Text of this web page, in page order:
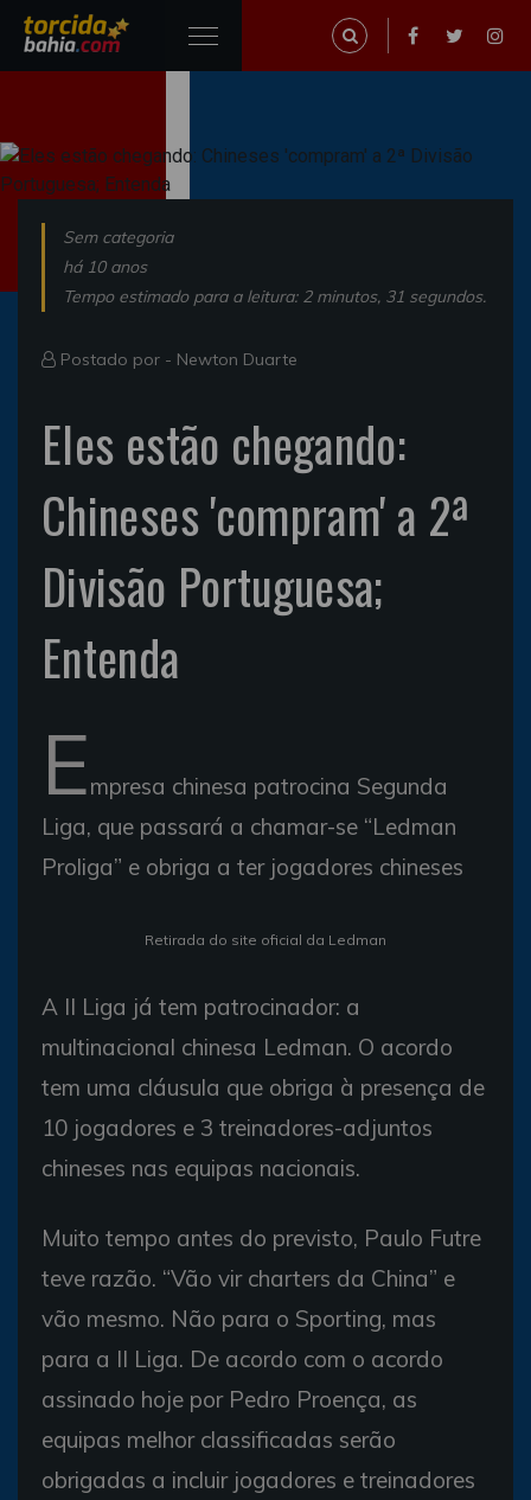
Sem categoria
há 10 anos
Tempo estimado para a leitura: 2 minutos, 31 segundos.
Postado por - Newton Duarte
Eles estão chegando:
Chineses 'compram' a 2ª
Divisão Portuguesa;
Entenda
Empresa chinesa patrocina Segunda
Liga, que passará a chamar-se “Ledman
Proliga” e obriga a ter jogadores chineses
Retirada do site oficial da Ledman
A II Liga já tem patrocinador: a
multinacional chinesa Ledman. O acordo
tem uma cláusula que obriga à presença de
10 jogadores e 3 treinadores-adjuntos
chineses nas equipas nacionais.
Muito tempo antes do previsto, Paulo Futre
teve razão. “Vão vir charters da China” e
vão mesmo. Não para o Sporting, mas
para a II Liga. De acordo com o acordo
assinado hoje por Pedro Proença, as
equipas melhor classificadas serão
obrigadas a incluir jogadores e treinadores